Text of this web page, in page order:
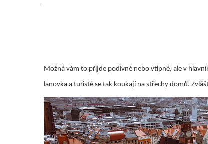
Možná vám to přijde podivné nebo vtipné, ale v
lanovka a turisté se tak koukají na střechy domů.